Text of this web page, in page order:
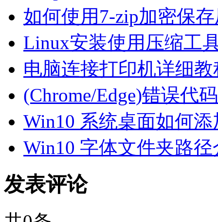
如何使用7-zip加密保
Linux安装使用压缩工
电脑连接打印机详细教
(Chrome/Edge)错误代
Win10 系统桌面如何
Win10 字体文件夹路径
发表评论